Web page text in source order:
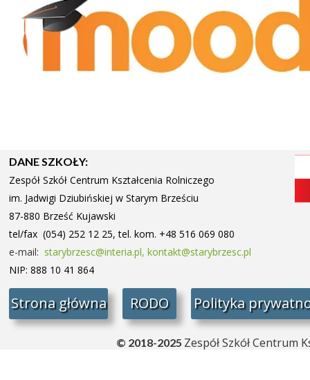
Strona główna Polityka
RODO
DANE SZKOŁY:
Zespół Szkół Centrum Kształcenia Rolniczego
im. Jadwigi Dziubińskiej w Starym Brześciu
87-880 Brześć Kujawski
tel/fax (054) 252 12 25, tel. kom. +48 516 069 080
e-mail: starybrzesc@interia.pl, kontakt@starybrzesc.pl
NIP: 888 10 41 864
© 2018-2025 Zespół Szkół Centrum